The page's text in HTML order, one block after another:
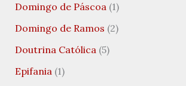
Domingo de Páscoa(1)
Domingo de Ramos (2)
Doutrina Católica(5)
Epifania(1)